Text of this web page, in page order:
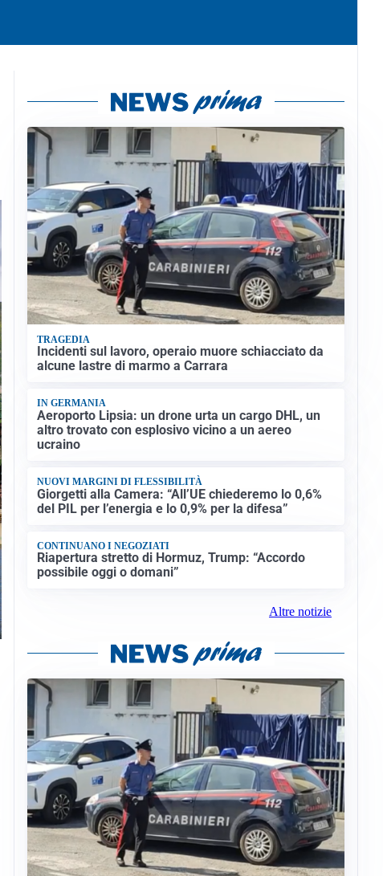
TRAGEDIA
Incidenti sul lavoro, operaio muore schiacciato da
alcune lastre di marmo a Carrara
IN GERMANIA
Aeroporto Lipsia: un drone urta un cargo DHL, un
altro trovato con esplosivo vicino a un aereo
ucraino
NUOVI MARGINI DI FLESSIBILITÀ
Giorgetti alla Camera: “All’UE chiederemo lo 0,6%
del PIL per l’energia e lo 0,9% per la difesa”
CONTINUANO I NEGOZIATI
Riapertura stretto di Hormuz, Trump: “Accordo
possibile oggi o domani”
Altre notizie